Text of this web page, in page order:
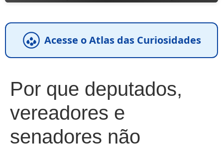
Acesse o Atlas das Curiosidades
Por que deputados,
vereadores e
senadores não